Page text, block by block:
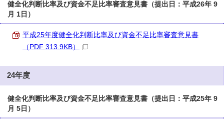
健全化判断比率及び資金不足比率審査意見書（提出日：平成26年 9
月 1日）
平成25年度健全化判断比率及び資金不足比率審査意見書
（PDF 313.9KB）
24年度
健全化判断比率及び資金不足比率審査意見書（提出日：平成25年 9
月 5日）